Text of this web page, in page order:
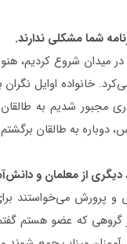
شما مشکلی ندارند.
در میدان شروع کردیم،
خانواده اوایل
مجبور شدیم به طالقان
دوباره به طالقان
دیگری از معلمان و
و پرورش می‌خواستند
گروهی که عضو هستم